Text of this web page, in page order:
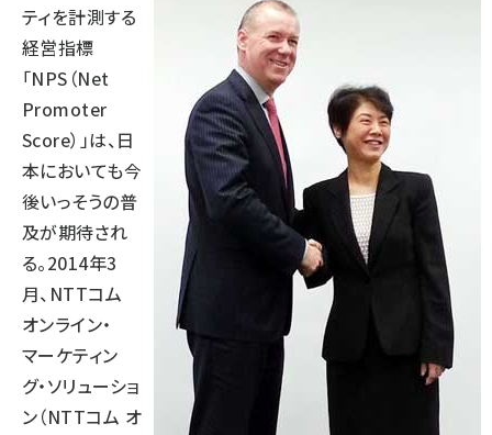
ティを計測する
経営指標
「NPS（Net
Promoter
Score）」は、日
本においても今
後いっそうの普
及が期待され
る。2014年3
月、NTTコム
オンライン・
マーケティン
グ・ソリューショ
ン（NTTコム オ